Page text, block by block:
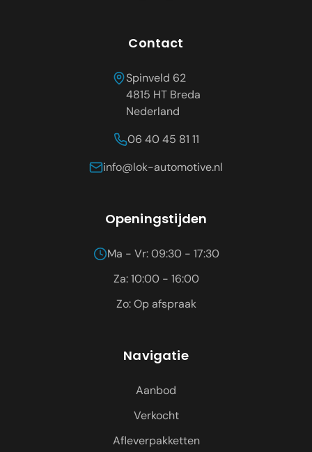
Contact
Spinveld 62
4815 HT Breda
Nederland
06 40 45 81 11
info@lok-automotive.nl
Openingstijden
Ma - Vr: 09:30 - 17:30
Za: 10:00 - 16:00
Zo: Op afspraak
Navigatie
Aanbod
Verkocht
Afleverpakketten